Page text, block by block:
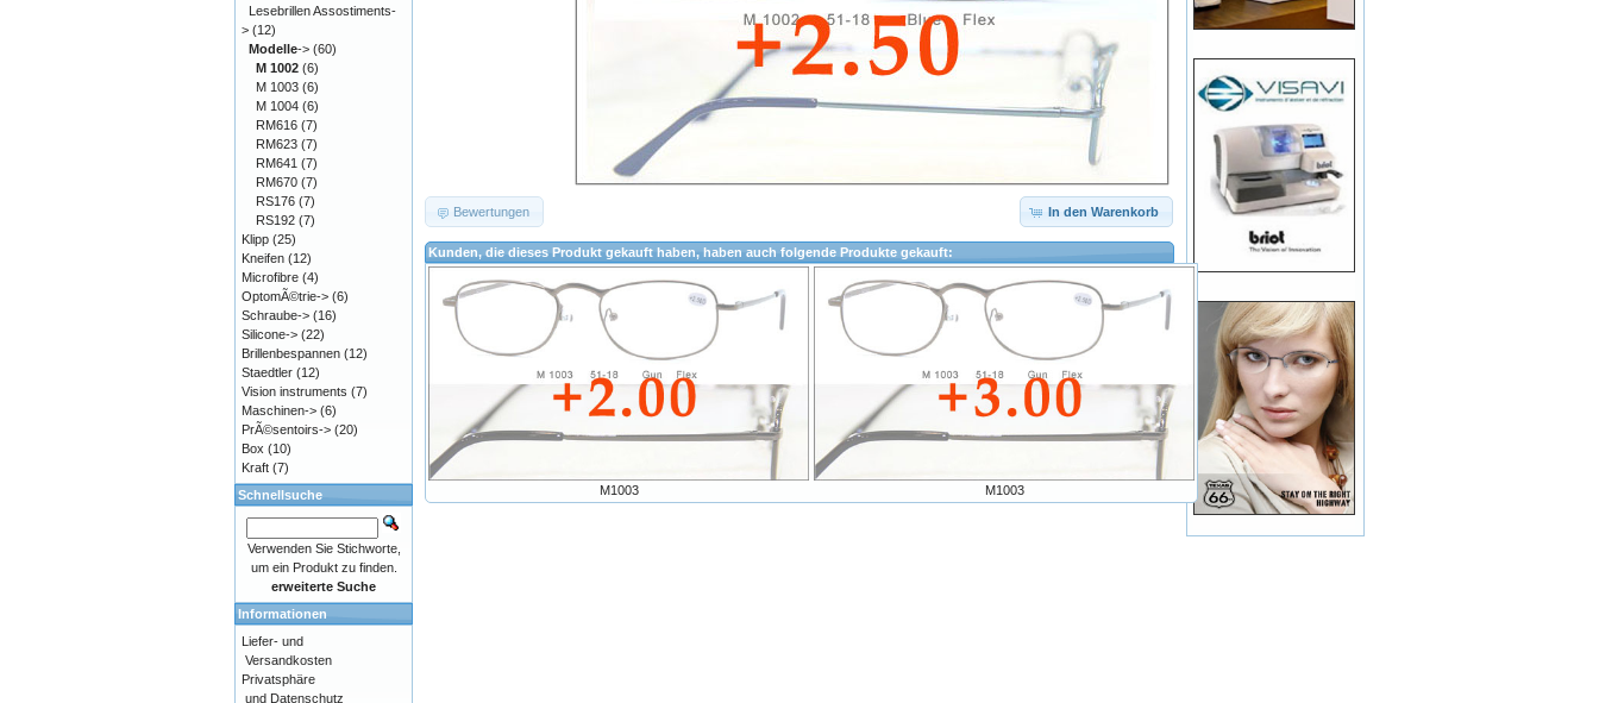
In den Warenkorb
Bewertungen
Kunden, die dieses Produkt gekauft haben, haben auch folgende Produkte gekauft:
M1003 M1003
Lesebrillen Assostiments-
> (12)
Modelle-> (60)
M 1002 (6)
M 1003 (6)
M 1004 (6)
RM616 (7)
RM623 (7)
RM641 (7)
RM670 (7)
RS176 (7)
RS192 (7)
Klipp (25)
Kneifen (12)
Microfibre (4)
OptomÃ©trie-> (6)
Schraube-> (16)
Silicone-> (22)
Brillenbespannen (12)
Staedtler (12)
Vision instruments (7)
Maschinen-> (6)
PrÃ©sentoirs-> (20)
Box (10)
Kraft (7)
Schnellsuche
Verwenden Sie Stichworte,
um ein Produkt zu finden.
erweiterte Suche
Informationen
Liefer- und
Versandkosten
Privatsphäre
und Datenschutz